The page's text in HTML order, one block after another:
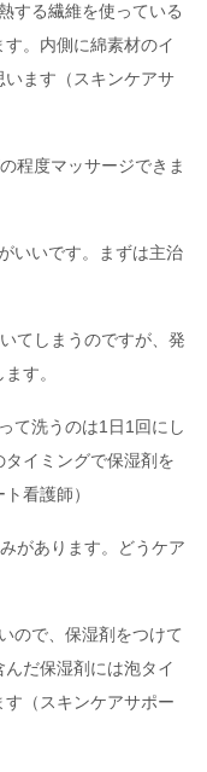
する繊維を使っている
。内側に綿素材のイ
います（スキンケアサ
程度マッサージできま
いいです。まずは主治
てしまうのですが、発
す。
て洗うのは1日1回にし
イミングで保湿剤を
看護師）
があります。どうケア
ので、保湿剤をつけて
だ保湿剤には泡タイ
（スキンケアサポー